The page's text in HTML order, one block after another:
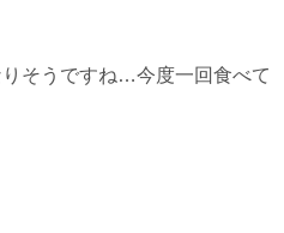
そうですね…今度一回食べて